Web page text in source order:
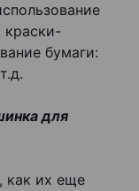
краски-
бумаги:
для
как их еще